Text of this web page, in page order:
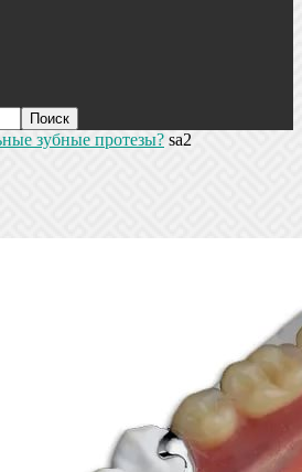
зубные протезы? sa2